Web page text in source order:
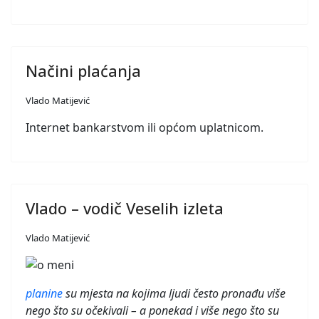
Načini plaćanja
Vlado Matijević
Internet bankarstvom ili općom uplatnicom.
Vlado – vodič Veselih izleta
Vlado Matijević
planinesu mjesta na kojima ljudi često pronađu više
nego što su očekivali – a ponekad i više nego što su